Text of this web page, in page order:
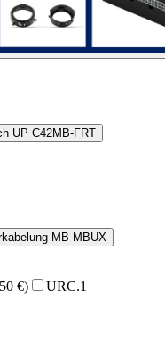
UP C42MB-FRT
MB MBUX
€)
URC.1